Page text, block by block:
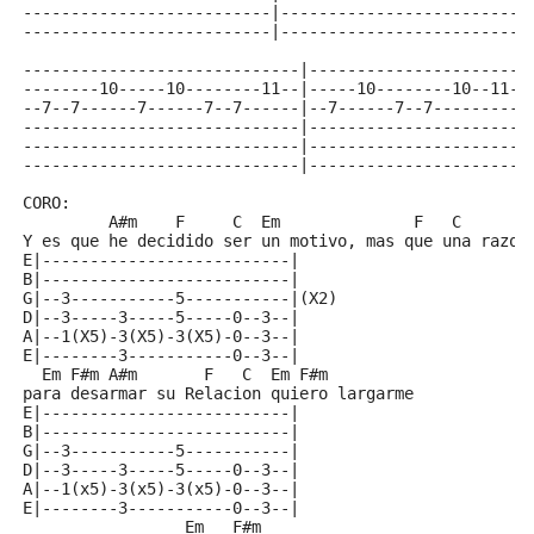
--------------------------|--------------------------
--------------------------|--------------------------
-----------------------------
--------10-----10--------11--|-----10--------10--11--
--7--7------7------7--7------|--7------7--
-----------------------------
-----------------------------
-----------------------------
CORO:
         A#m    F     C  Em              F   C
Y es que he decidido ser un motivo, mas que una
E|--------------------------|
B|--------------------------|
G|--3-----------5-----------|(X2)
D|--3-----3-----5-----0--3--|
A|--1(X5)-3(X5)-3(X5)-0--3--|
E|--------3-----------0--3--|
  Em F#m A#m       F   C  Em F#m
para desarmar su Relacion quiero largarme
E|--------------------------|
B|--------------------------|
G|--3-----------5-----------|
D|--3-----3-----5-----0--3--|
A|--1(x5)-3(x5)-3(x5)-0--3--|
E|--------3-----------0--3--|
                 Em   F#m